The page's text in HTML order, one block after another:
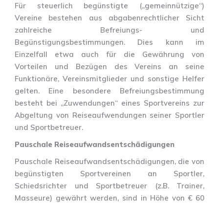
Für steuerlich begünstigte („gemeinnützige“)
Vereine bestehen aus abgabenrechtlicher Sicht
zahlreiche Befreiungs- und
Begünstigungsbestimmungen. Dies kann im
Einzelfall etwa auch für die Gewährung von
Vorteilen und Bezügen des Vereins an seine
Funktionäre, Vereinsmitglieder und sonstige Helfer
gelten. Eine besondere Befreiungsbestimmung
besteht bei „Zuwendungen“ eines Sportvereins zur
Abgeltung von Reiseaufwendungen seiner Sportler
und Sportbetreuer.
Pauschale Reiseaufwandsentschädigungen
Pauschale Reiseaufwandsentschädigungen, die von
begünstigten Sportvereinen an Sportler,
Schiedsrichter und Sportbetreuer (z.B. Trainer,
Masseure) gewährt werden, sind in Höhe von € 60